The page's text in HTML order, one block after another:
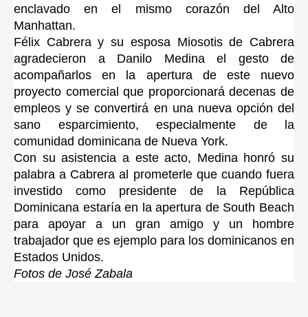
enclavado en el mismo corazón del Alto
Manhattan.
Félix Cabrera y su esposa Miosotis de Cabrera
agradecieron a Danilo Medina el gesto de
acompañarlos en la apertura de este nuevo
proyecto comercial que proporcionará decenas de
empleos y se convertirá en una nueva opción del
sano esparcimiento, especialmente de la
comunidad dominicana de Nueva York.
Con su asistencia a este acto, Medina honró su
palabra a Cabrera al prometerle que cuando fuera
investido como presidente de la República
Dominicana estaría en la apertura de South Beach
para apoyar a un gran amigo y un hombre
trabajador que es ejemplo para los dominicanos en
Estados Unidos.
Fotos de José Zabala